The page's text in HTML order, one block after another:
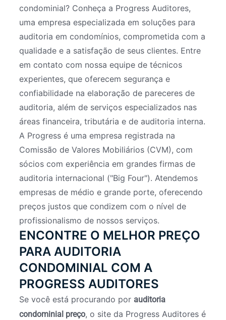
condominial? Conheça a Progress Auditores,
uma empresa especializada em soluções para
auditoria em condomínios, comprometida com a
qualidade e a satisfação de seus clientes. Entre
em contato com nossa equipe de técnicos
experientes, que oferecem segurança e
confiabilidade na elaboração de pareceres de
auditoria, além de serviços especializados nas
áreas financeira, tributária e de auditoria interna.
A Progress é uma empresa registrada na
Comissão de Valores Mobiliários (CVM), com
sócios com experiência em grandes firmas de
auditoria internacional ("Big Four"). Atendemos
empresas de médio e grande porte, oferecendo
preços justos que condizem com o nível de
profissionalismo de nossos serviços.
ENCONTRE O MELHOR PREÇO
PARA AUDITORIA
CONDOMINIAL COM A
PROGRESS AUDITORES
Se você está procurando por auditoria
condominial preço, o site da Progress Auditores é